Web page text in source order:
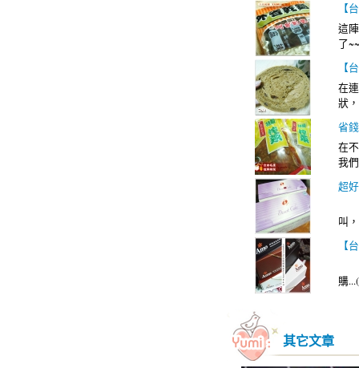
【
這
了
【
在
狀
省
在
我
超
叫
【
購...(
其它文章